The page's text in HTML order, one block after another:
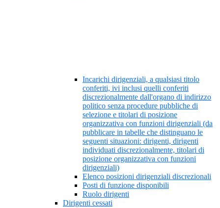
Incarichi dirigenziali, a qualsiasi titolo
conferiti, ivi inclusi quelli conferiti
discrezionalmente dall'organo di indirizzo
politico senza procedure pubbliche di
selezione e titolari di posizione
organizzativa con funzioni dirigenziali (da
pubblicare in tabelle che distinguano le
seguenti situazioni: dirigenti, dirigenti
individuati discrezionalmente, titolari di
posizione organizzativa con funzioni
dirigenziali)
Elenco posizioni dirigenziali discrezionali
Posti di funzione disponibili
Ruolo dirigenti
Dirigenti cessati